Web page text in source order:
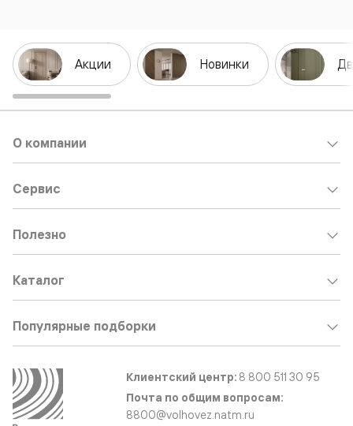
Акции Новинки
О компании
Сервис
Полезно
Каталог
Популярные подборки
Клиентский центр: 8 800 511 30 95
Почта по общим вопросам:
8800@volhovez.natm.ru